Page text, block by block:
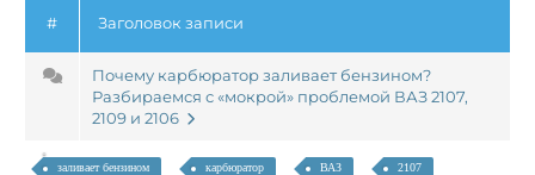
# Заголовок записи
Почему карбюратор заливает бензином?
Разбираемся с «мокрой» проблемой ВАЗ 2107,
2109 и 2106
заливает бензином карбюратор ВАЗ 2107